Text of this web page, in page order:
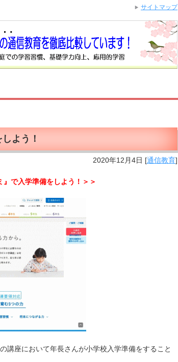
よう！
2020年12月4日 [通信教育]
で入学準備をしよう！＞＞
講座において年長さんが小学校入学準備をすること
サイトマップ